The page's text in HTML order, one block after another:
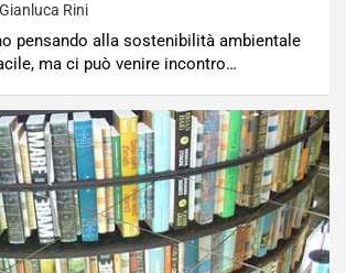
Gianluca Rini
pensando alla sostenibilità ambientale
ma ci può venire incontro…